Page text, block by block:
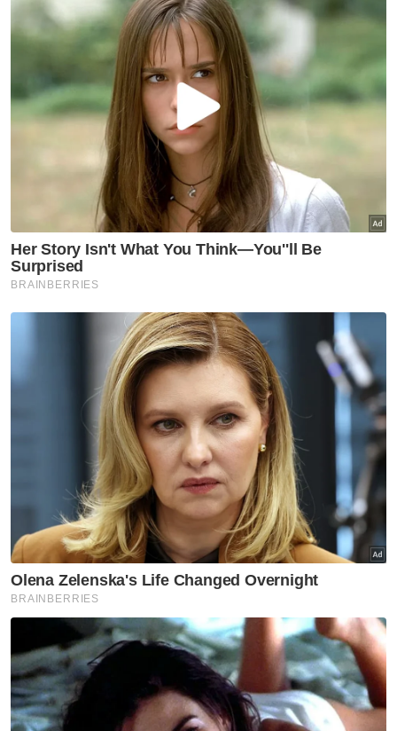
Pelajar kolej lemas ketika
mandi-manda bersama
sembilan rakan
Semasa
Ismail Sabri didakwa esok di
Mahkamah Sesyen Kuala
Lumpur